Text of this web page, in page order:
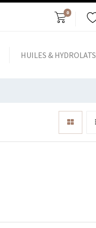
0
HUILES & HYDROLATS